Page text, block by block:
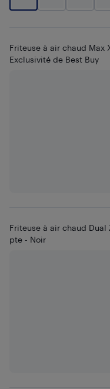
Friteuse à air chaud Max
Exclusivité de Best Buy
Friteuse à air chaud Dual
pte - Noir